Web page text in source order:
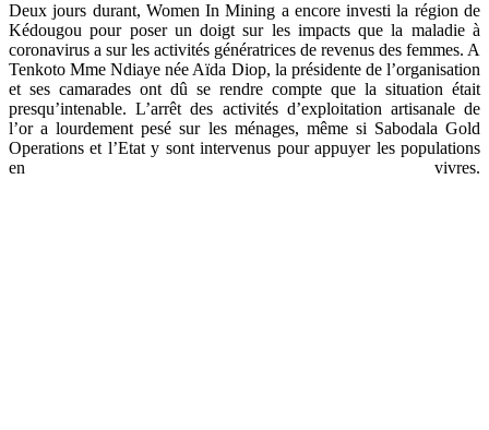
Deux jours durant, Women In Mining a encore investi la région de
Kédougou pour poser un doigt sur les impacts que la maladie à
coronavirus a sur les activités génératrices de revenus des femmes. A
Tenkoto Mme Ndiaye née Aïda Diop, la présidente de l’organisation
et ses camarades ont dû se rendre compte que la situation était
presqu’intenable. L’arrêt des activités d’exploitation artisanale de
l’or a lourdement pesé sur les ménages, même si Sabodala Gold
Operations et l’Etat y sont intervenus pour appuyer les populations
en vivres.